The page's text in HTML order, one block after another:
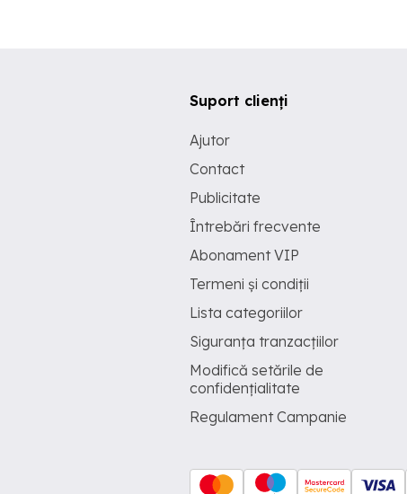
Suport clienți
Ajutor
Contact
Publicitate
Întrebări frecvente
Abonament VIP
Termeni și condiții
Lista categoriilor
Siguranța tranzacțiilor
Modifică setările de
confidențialitate
Regulament Campanie